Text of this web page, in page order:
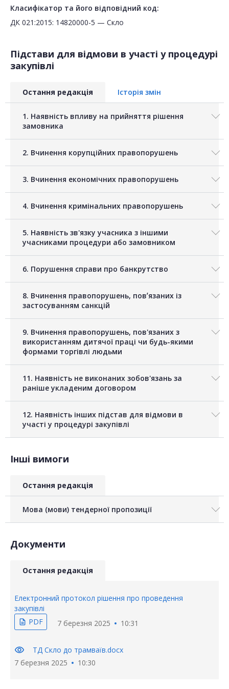
Класифікатор та його відповідний код:
ДК 021:2015: 14820000-5 — Скло
Підстави для відмови в участі у процедурі
закупівлі
Остання редакція Історія змін
1. Наявність впливу на прийняття рішення
замовника
2. Вчинення корупційних правопорушень
3. Вчинення економічних правопорушень
4. Вчинення кримінальних правопорушень
5. Наявність зв'язку учасника з іншими
учасниками процедури або замовником
6. Порушення справи про банкрутство
8. Вчинення правопорушень, повʼязаних із
застосуванням санкцій
9. Вчинення правопорушень, пов'язаних з
використанням дитячої праці чи будь-якими
формами торгівлі людьми
11. Наявність не виконаних зобов'язань за
раніше укладеним договором
12. Наявність інших підстав для відмови в
участі у процедурі закупівлі
Інші вимоги
Остання редакція
Мова (мови) тендерної пропозиції
Документи
Остання редакція
Електронний протокол рішення про проведення
закупівлі
description PDF 7 березня 2025 10:31
visibility
ТД Скло до трамваїв.docx
7 березня 2025
10:30